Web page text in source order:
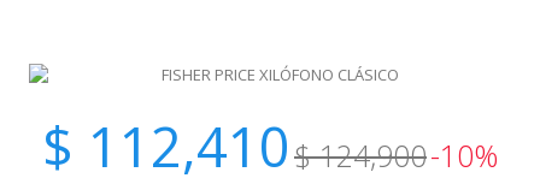
$ 112,410$ 124,900-10%